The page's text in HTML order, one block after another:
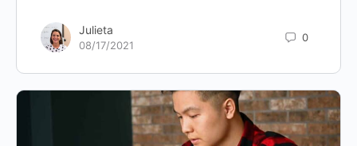
Julieta
08/17/2021
0